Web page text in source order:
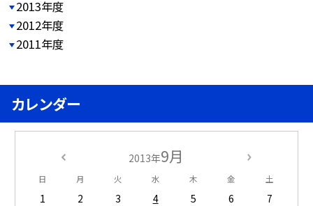
2013年度
2012年度
2011年度
カレンダー
2013年9月
日 月 火 水 木 金 土
1 2 3 4 5 6
7